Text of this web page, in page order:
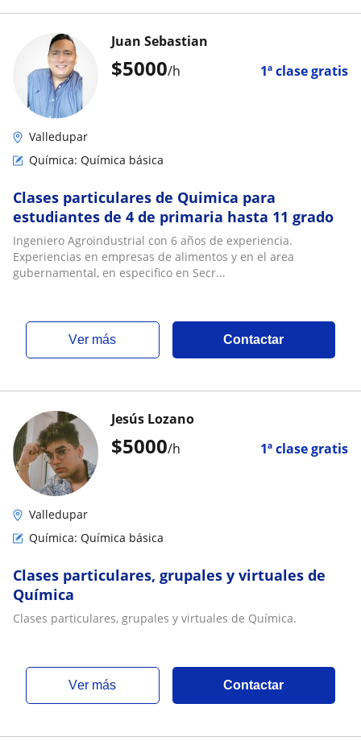
$5000/h 1ª clase gratis
Juan Sebastian
Valledupar
Química: Química básica
Clases particulares de Quimica para
estudiantes de 4 de primaria hasta 11 grado
Ingeniero Agroindustrial con 6 años de experiencia.
Experiencias en empresas de alimentos y en el area
gubernamental, en especifico en Secr...
ver más Contactar
$5000/h 1ª clase gratis
Jesús Lozano
Valledupar
Química: Química básica
Clases particulares, grupales y virtuales de
Química
Clases particulares, grupales y virtuales de Química.
ver más Contactar